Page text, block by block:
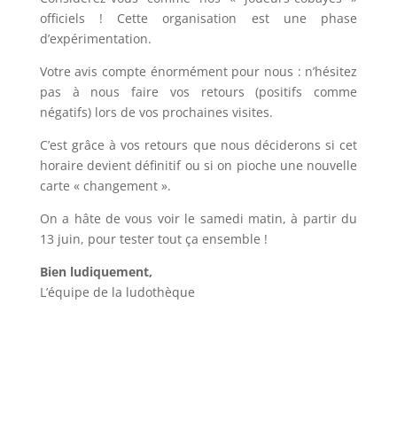
officiels ! Cette organisation est une phase
d’expérimentation.
Votre avis compte énormément pour nous : n’hésitez
pas à nous faire vos retours (positifs comme
négatifs) lors de vos prochaines visites.
C’est grâce à vos retours que nous déciderons si cet
horaire devient définitif ou si on pioche une nouvelle
carte « changement ».
On a hâte de vous voir le samedi matin, à partir du
13 juin, pour tester tout ça ensemble !
Bien ludiquement,
L’équipe de la ludothèque